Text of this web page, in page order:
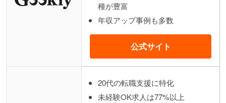
種が豊富
年収アップ事例も多数
公式サイト
20代の転職支援に特化
未経験OK求人は77%以上